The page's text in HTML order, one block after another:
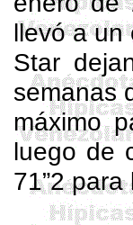
llevó a un
Star
semanas
máximo
luego de
71”2